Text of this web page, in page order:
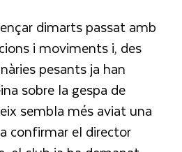
dimarts passat amb
i moviments i, des
pesants ja han
sobre la gespa de
sembla més aviat una
confirmar el director